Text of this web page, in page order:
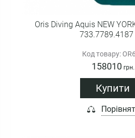
Oris Diving Aquis NEW
733.7789.4187
Код товару:
158010 грн.
Купити